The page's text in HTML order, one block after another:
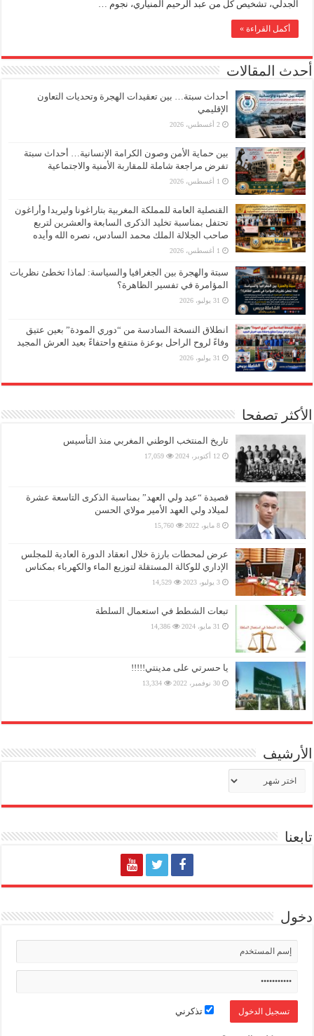
الجدلي، تشخيص كل من عبد الرحيم المنياري، نجوم …
أكمل القراءة »
أحدث المقالات
أحداث سبتة… بين تعقيدات الهجرة وتحديات التعاون
الإقليمي
2 أغسطس، 2026
بين حماية الأمن وصون الكرامة الإنسانية… أحداث سبتة
تفرض مراجعة شاملة للمقاربة الأمنية والاجتماعية
1 أغسطس، 2026
القنصلية العامة للمملكة المغربية بتاراغونا وليريدا وأراغون
تحتفل بمناسبة تخليد الذكرى السابعة والعشرين لتربع
صاحب الجلالة الملك محمد السادس، نصره الله وأيده
1 أغسطس، 2026
سبتة والهجرة بين الجغرافيا والسياسة: لماذا تخطئ نظريات
المؤامرة في تفسير الظاهرة؟
31 يوليو، 2026
انطلاق النسخة السادسة من “دوري المودة” بعين عتيق
وفاءً لروح الراحل بوعزة منتفع واحتفاءً بعيد العرش المجيد
31 يوليو، 2026
الأكثر تصفحا
تاريخ المنتخب الوطني المغربي منذ التأسيس
12 أكتوبر، 2024 17,059
قصيدة “عيد ولي العهد” بمناسبة الذكرى التاسعة عشرة
لميلاد ولي العهد الأمير مولاي الحسن
8 مايو، 2022 15,760
عرض لمحطات بارزة خلال انعقاد الدورة العادية للمجلس
الإداري للوكالة المستقلة لتوزيع الماء والكهرباء بمكناس
3 يوليو، 2023 14,529
تبعات الشطط في استعمال السلطة
31 مايو، 2024 14,386
يا حسرتي على مدينتي!!!!!
30 نوفمبر، 2022 13,334
الأرشيف
الأرشيف
تابعنا
دخول
تذكرني